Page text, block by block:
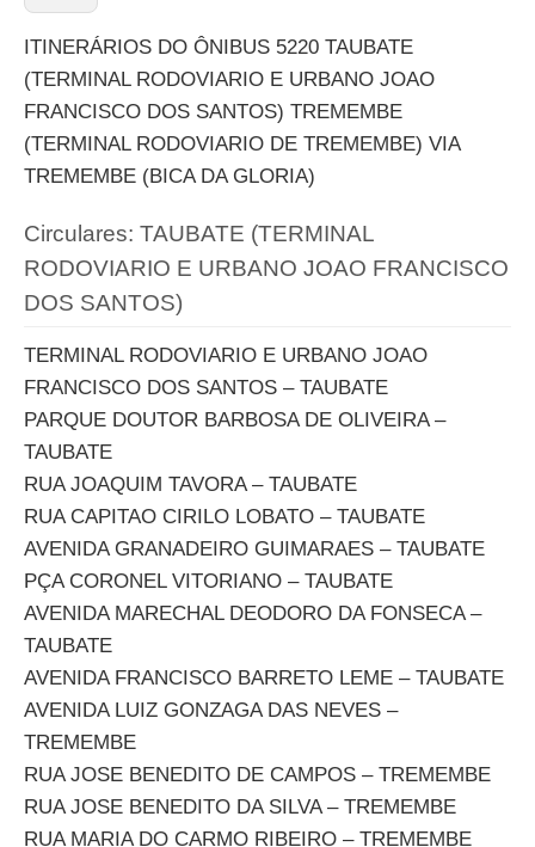
ITINERÁRIOS DO ÔNIBUS 5220 TAUBATE
(TERMINAL RODOVIARIO E URBANO JOAO
FRANCISCO DOS SANTOS) TREMEMBE
(TERMINAL RODOVIARIO DE TREMEMBE) VIA
TREMEMBE (BICA DA GLORIA)
Circulares: TAUBATE (TERMINAL
RODOVIARIO E URBANO JOAO FRANCISCO
DOS SANTOS)
TERMINAL RODOVIARIO E URBANO JOAO
FRANCISCO DOS SANTOS – TAUBATE
PARQUE DOUTOR BARBOSA DE OLIVEIRA –
TAUBATE
RUA JOAQUIM TAVORA – TAUBATE
RUA CAPITAO CIRILO LOBATO – TAUBATE
AVENIDA GRANADEIRO GUIMARAES – TAUBATE
PÇA CORONEL VITORIANO – TAUBATE
AVENIDA MARECHAL DEODORO DA FONSECA –
TAUBATE
AVENIDA FRANCISCO BARRETO LEME – TAUBATE
AVENIDA LUIZ GONZAGA DAS NEVES –
TREMEMBE
RUA JOSE BENEDITO DE CAMPOS – TREMEMBE
RUA JOSE BENEDITO DA SILVA – TREMEMBE
RUA MARIA DO CARMO RIBEIRO – TREMEMBE